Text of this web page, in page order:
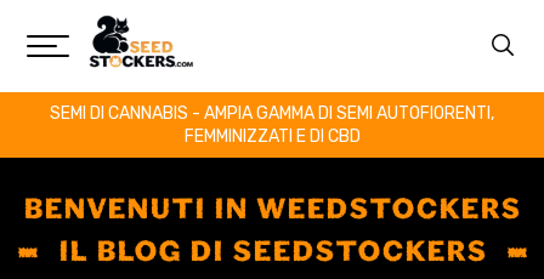
SEMI DI CANNABIS - AMPIA GAMMA DI SEMI AUTOFIORENTI,
FEMMINIZZATI E DI CBD
BENVENUTI IN WEEDSTOCKERS
IL BLOG DI SEEDSTOCKERS